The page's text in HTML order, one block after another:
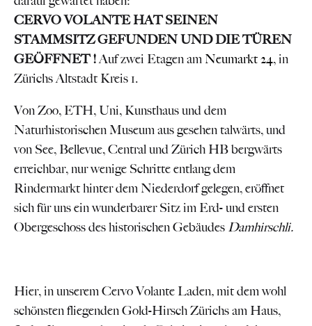
CERVO VOLANTE HATSEINEN
STAMMSITZ GEFUNDEN UNDDIE TÜREN
GEÖFFNET !Auf zwei Etagen amNeumarkt 24, in
Zürichs Altstadt Kreis 1.
Von Zoo, ETH, Uni, Kunsthaus und dem
Naturhistorischen Museum aus gesehen talwärts, und
von See, Bellevue, Central und Zürich HB bergwärts
erreichbar, nur wenige Schritte entlang dem
Rindermarkt hinter dem Niederdorf gelegen, eröffnet
sich für uns ein wunderbarer Sitz im Erd- und ersten
Obergeschoss des historischen Gebäudes Damhirschli.
Hier, in unserem Cervo Volante Laden,mit dem wohl
schönsten fliegenden Gold-Hirsch Zürichs am Haus,